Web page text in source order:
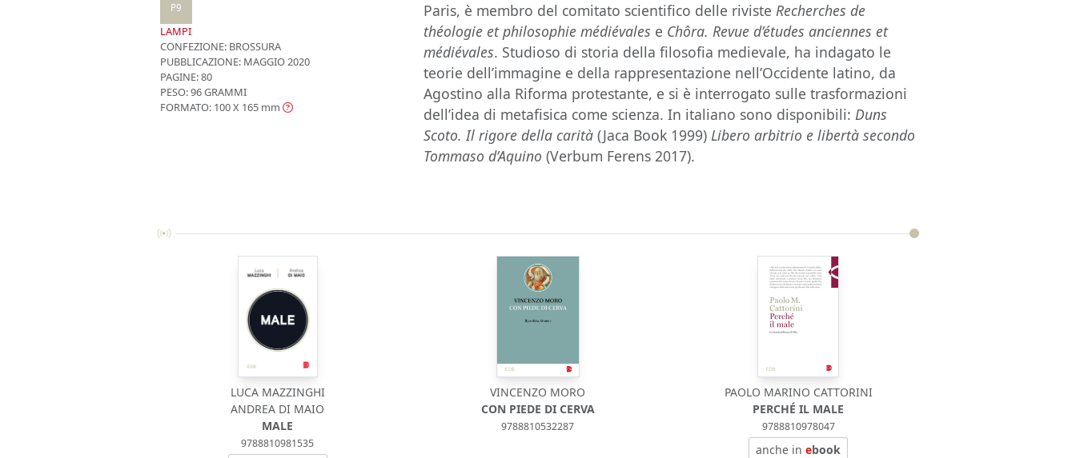
P9
LAMPI
CONFEZIONE: BROSSURA
PUBBLICAZIONE: MAGGIO 2020
PAGINE: 80
PESO: 96 GRAMMI
FORMATO: 100 X 165 mm
Paris, è membro del comitato scientifico delle rivisteRecherches de
théologie et philosophie médiévales e Chôra.Revue d’études anciennes et
médiévales. Studioso di storia della filosofia medievale, ha indagato le
teorie dell’immagine e della rappresentazione nell’Occidente latino, da
Agostino alla Riforma protestante, e si è interrogato sulle trasformazioni
dell’idea di metafisica come scienza. In italiano sono disponibili:Duns
Scoto. Il rigore della carità (Jaca Book 1999)Libero arbitrio e libertà secondo
Tommaso d’Aquino (Verbum Ferens 2017).
LUCA MAZZINGHI
ANDREA DI MAIO
MALE
9788810981535
VINCENZO MORO
CON PIEDE DI CERVA
9788810532287
PAOLO MARINO CATTORINI
PERCHÉ IL MALE
9788810978047
anche inebook